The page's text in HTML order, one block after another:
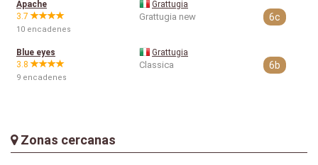
Apache
3.7
10 encadenes
Grattugia
Grattugia new 6c
Blue eyes
3.8
9 encadenes
Grattugia
Classica 6b
Zonas cercanas